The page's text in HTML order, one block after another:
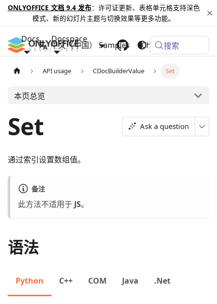
ONLYOFFICE 文档 9.4 发布：许可证更新、表格单元格支持深色
模式、新的幻灯片主题与切换效果等更多功能。
Docs Docspace
Samples Changelog
中文（中国） 搜索
API usage CDocBuilderValue Set
本页总览
Set Ask a question
通过索引设置数组值。
备注
此方法不适用于 JS。
语法
Python C++ COM Java .Net